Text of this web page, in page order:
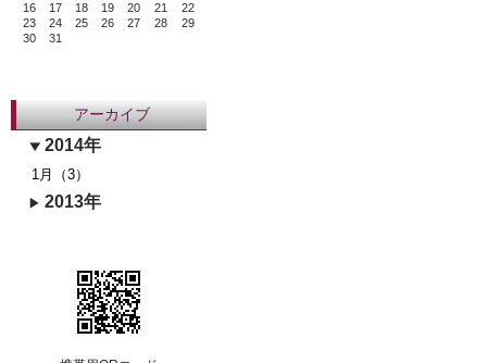
16
17 18 19 20 21
22
23
24 25 26 27 28
29
30
31
アーカイブ
2014年
1月（3）
2013年